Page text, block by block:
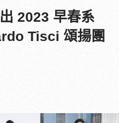
2023 早春系
Tisci 頌揚團